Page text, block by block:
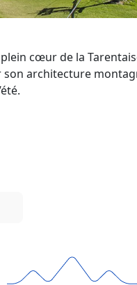
cœur de la
architecture